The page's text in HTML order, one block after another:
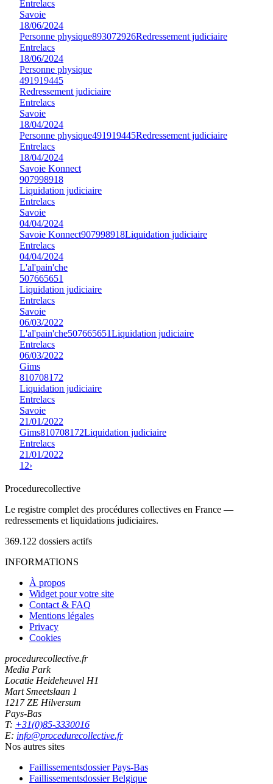
Entrelacs
Savoie
18/06/2024
Personne physique893072926Redressement judiciaire
Entrelacs
18/06/2024
Personne physique
491919445
Redressement judiciaire
Entrelacs
Savoie
18/04/2024
Personne physique491919445Redressement judiciaire
Entrelacs
18/04/2024
Savoie Konnect
907998918
Liquidation judiciaire
Entrelacs
Savoie
04/04/2024
Savoie Konnect907998918Liquidation judiciaire
Entrelacs
04/04/2024
L'al'pain'che
507665651
Liquidation judiciaire
Entrelacs
Savoie
06/03/2022
L'al'pain'che507665651Liquidation judiciaire
Entrelacs
06/03/2022
Gims
810708172
Liquidation judiciaire
Entrelacs
Savoie
21/01/2022
Gims810708172Liquidation judiciaire
Entrelacs
21/01/2022
1 2›
Procedurecollective
Le registre complet des procédures collectives en France —
redressements et liquidations judiciaires.
369.122 dossiers actifs
INFORMATIONS
À propos
Widget pour votre site
Contact & FAQ
Mentions légales
Privacy
Cookies
procedurecollective.fr
Media Park
Locatie Heideheuvel H1
Mart Smeetslaan 1
1217 ZE Hilversum
Pays-Bas
T: +31(0)85-3330016
E: info@procedurecollective.fr
Nos autres sites
Faillissementsdossier Pays-Bas
Faillissementsdossier Belgique